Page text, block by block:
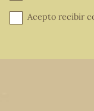
Acepto recibir